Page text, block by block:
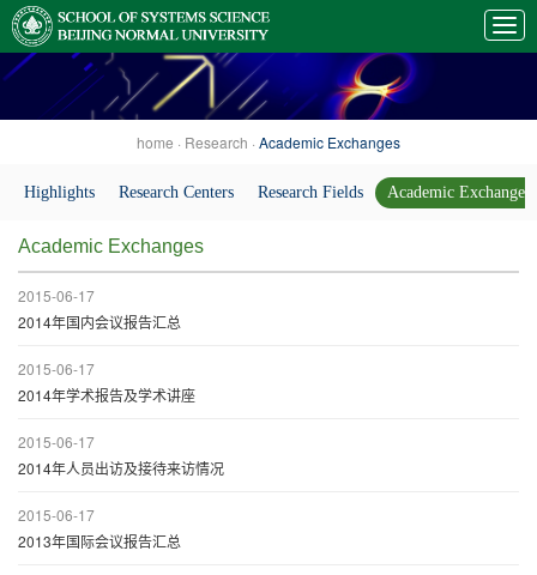
home · Research · Academic Exchanges
Highlights Research Centers Research Fields Academic Exchanges
Academic Exchanges
2015-06-17
2014年国内会议报告汇总
2015-06-17
2014年学术报告及学术讲座
2015-06-17
2014年人员出访及接待来访情况
2015-06-17
2013年国际会议报告汇总